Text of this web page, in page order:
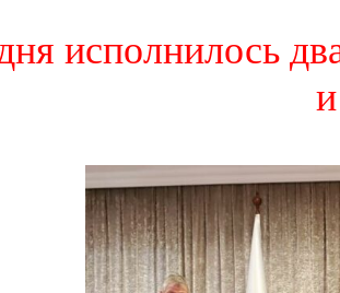
исполнилось